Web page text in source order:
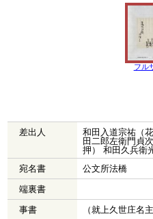
フル
差出人
和田入道宗祐（
田二郎左衛門貞
押） 和田久兵衛
宛名書
公文所法橋
端裏書
事書
（就上久世庄名